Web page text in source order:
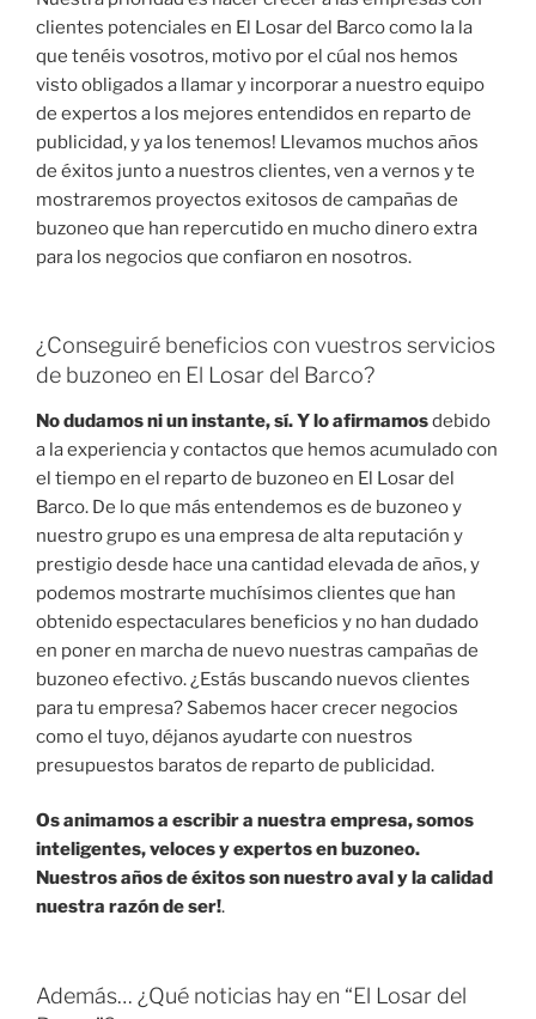
clientes potenciales en El Losar del Barco como la la
que tenéis vosotros, motivo por el cúal nos hemos
visto obligados a llamar y incorporar a nuestro equipo
de expertos a los mejores entendidos en reparto de
publicidad, y ya los tenemos! Llevamos muchos años
de éxitos junto a nuestros clientes, ven a vernos y te
mostraremos proyectos exitosos de campañas de
buzoneo que han repercutido en mucho dinero extra
para los negocios que confiaron en nosotros.
¿Conseguiré beneficios con vuestros servicios
de buzoneo en El Losar del Barco?
No dudamos ni un instante, sí. Y lo afirmamosdebido
a la experiencia y contactos que hemos acumulado con
el tiempo en el reparto de buzoneo en El Losar del
Barco. De lo que más entendemos es de buzoneo y
nuestro grupo es una empresa de alta reputación y
prestigio desde hace una cantidad elevada de años, y
podemos mostrarte muchísimos clientes que han
obtenido espectaculares beneficios y no han dudado
en poner en marcha de nuevo nuestras campañas de
buzoneo efectivo. ¿Estás buscando nuevos clientes
para tu empresa? Sabemos hacer crecer negocios
como el tuyo, déjanos ayudarte con nuestros
presupuestos baratos de reparto de publicidad.
Os animamos a escribir a nuestra empresa, somos
inteligentes, veloces y expertos en buzoneo.
Nuestros años de éxitos son nuestro aval y la calidad
nuestra razón de ser!.
Además… ¿Qué noticias hay en “El Losar del